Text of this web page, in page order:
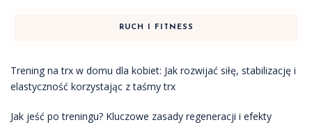
RUCH I FITNESS
Trening na trx w domu dla kobiet: Jak rozwijać siłę, stabilizację i
elastyczność korzystając z taśmy trx
Jak jeść po treningu? Kluczowe zasady regeneracji i efekty